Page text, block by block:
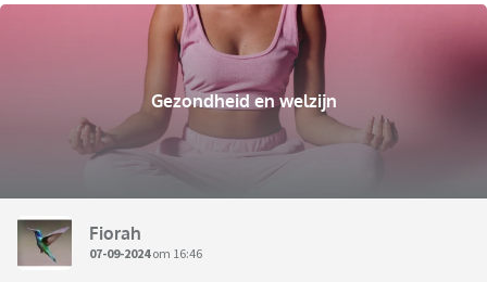
Gezondheid en welzijn
Fiorah
07-09-2024om 16:46